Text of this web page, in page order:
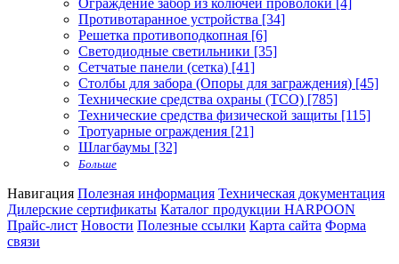
Ограждение забор из колючей проволоки [4]
Противотаранное устройства [34]
Решетка противоподкопная [6]
Светодиодные светильники [35]
Сетчатые панели (сетка) [41]
Столбы для забора (Опоры для заграждения) [45]
Технические средства охраны (ТСО) [785]
Технические средства физической защиты [115]
Тротуарные ограждения [21]
Шлагбаумы [32]
Больше
Навигация Полезная информация Техническая документация
Дилерские сертификаты Каталог продукции HARPOON
Прайс-лист Новости Полезные ссылки Карта сайта Форма
связи